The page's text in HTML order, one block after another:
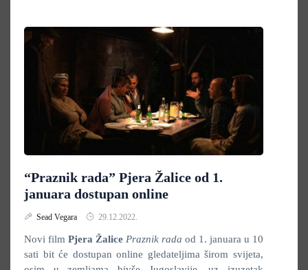
“Praznik rada” Pjera Žalice od 1.
januara dostupan online
Sead Vegara 29.12.2022.
Novi film Pjera Žalice Praznik rada od 1. januara u 10
sati bit će dostupan online gledateljima širom svijeta,